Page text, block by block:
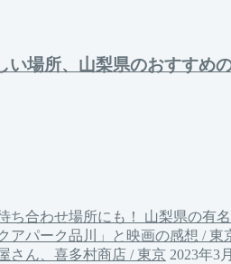
い場所、山梨県のおすすめ
ち合わせ場所にも！ 山梨県の有
アパーク品川」と映画の感想 / 東
さん、喜多村商店 / 東京 2023年3